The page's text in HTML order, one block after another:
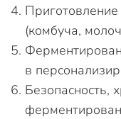
(комбуча,
в
Безопасность,